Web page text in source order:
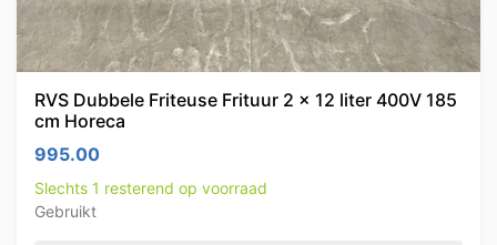
RVS Dubbele Friteuse Frituur 2 x 12 liter 400V 185
cm Horeca
995.00
Slechts 1 resterend op voorraad
Gebruikt